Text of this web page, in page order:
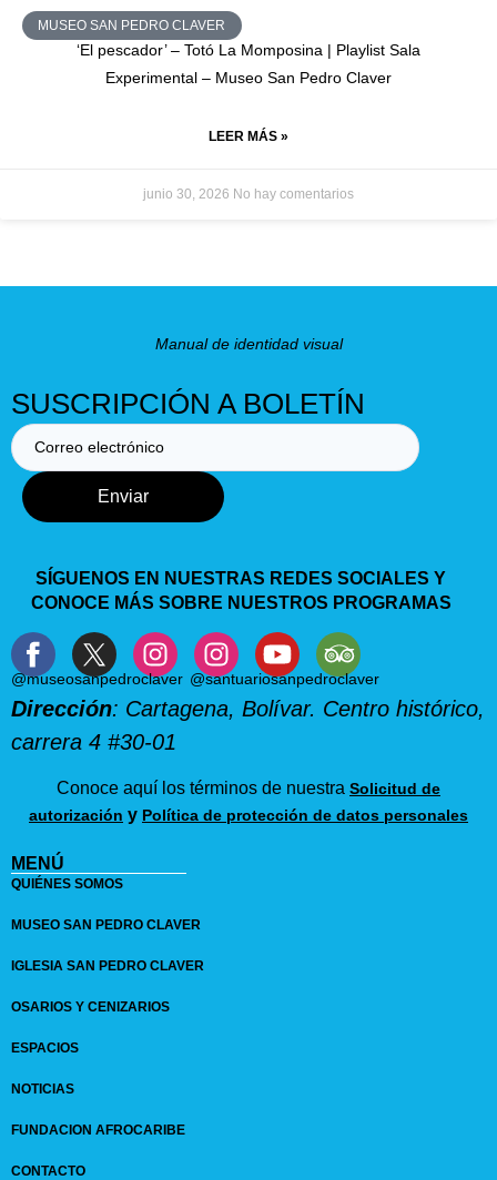
MUSEO SAN PEDRO CLAVER
‘El pescador’ – Totó La Momposina | Playlist Sala
Experimental – Museo San Pedro Claver
LEER MÁS »
junio 30, 2026 No hay comentarios
Manual de identidad visual
SUSCRIPCIÓN A BOLETÍN
Enviar
SÍGUENOS EN NUESTRAS REDES SOCIALES Y
CONOCE MÁS SOBRE NUESTROS PROGRAMAS
@museosanpedroclaver @santuariosanpedroclaver
Dirección: Cartagena, Bolívar. Centro histórico,
carrera 4 #30-01
Conoce aquí los términos de nuestra Solicitud de
autorización y Política de protección de datos personales
MENÚ
QUIÉNES SOMOS
MUSEO SAN PEDRO CLAVER
IGLESIA SAN PEDRO CLAVER
OSARIOS Y CENIZARIOS
ESPACIOS
NOTICIAS
FUNDACION AFROCARIBE
CONTACTO